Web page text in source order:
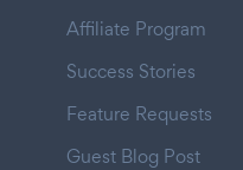
Affiliate Program
Success Stories
Feature Requests
Guest Blog Post